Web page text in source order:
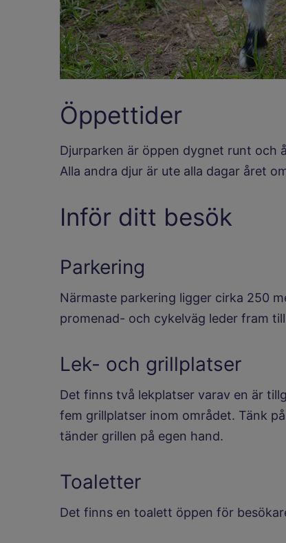
Öppettider
Djurparken är öppen dygnet runt och
Alla andra djur är ute alla dagar året
Inför ditt besök
Parkering
Närmaste parkering ligger cirka 250
promenad- och cykelväg leder fram
Lek- och grillplatser
Det finns två lekplatser varav en är
fem grillplatser inom området. Tänk
tänder grillen på egen hand.
Toaletter
Det finns en toalett öppen för